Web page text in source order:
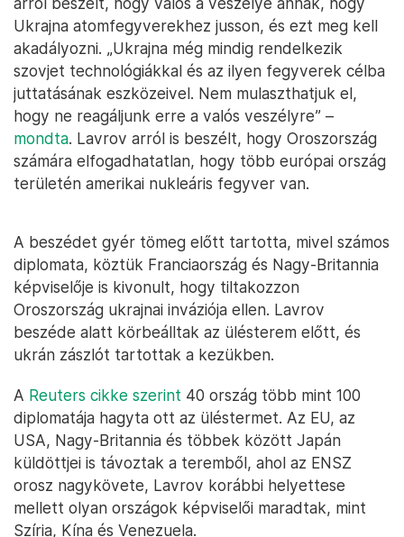
Ukrajna atomfegyverekhez jusson, és ezt meg kell
akadályozni. „Ukrajna még mindig rendelkezik
szovjet technológiákkal és az ilyen fegyverek célba
juttatásának eszközeivel. Nem mulaszthatjuk el,
hogy ne reagáljunk erre a valós veszélyre” –
mondta. Lavrov arról is beszélt, hogy Oroszország
számára elfogadhatatlan, hogy több európai ország
területén amerikai nukleáris fegyver van.
A beszédet gyér tömeg előtt tartotta, mivel számos
diplomata, köztük Franciaország és Nagy-Britannia
képviselője is kivonult, hogy tiltakozzon
Oroszország ukrajnai inváziója ellen. Lavrov
beszéde alatt körbeálltak az ülésterem előtt, és
ukrán zászlót tartottak a kezükben.
A Reuters cikke szerint 40 ország több mint 100
diplomatája hagyta ott az üléstermet. Az EU, az
USA, Nagy-Britannia és többek között Japán
küldöttjei is távoztak a teremből, ahol az ENSZ
orosz nagykövete, Lavrov korábbi helyettese
mellett olyan országok képviselői maradtak, mint
Szíria, Kína és Venezuela.